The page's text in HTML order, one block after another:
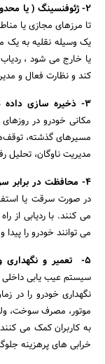
2- ژئوفنسینگ ( یا محدوده جغرافیایی)
تا مرزهای مجازی یا
یک وسیله نقلیه به یک
کند و نظارت فعال و
3- ذخیره سازی داده های گذشته:
مکانی خودرو در
مسیرهای گذشته، توقف‌ها
مدیریت ناوگان، تحلیل
4- محافظت در برابر سرقت:
در صورت سرقت یا
می کنند. با ردیابی از
می توانند خودرو را
5-
تعمیر و
نگهداری خودرو را در
موتور، مصرف سوخت،
به کاربران کمک می
خرابی های پرهزینه